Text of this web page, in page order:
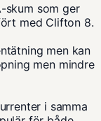
skum som ger
med Clifton 8.
men kan
men mindre
i samma